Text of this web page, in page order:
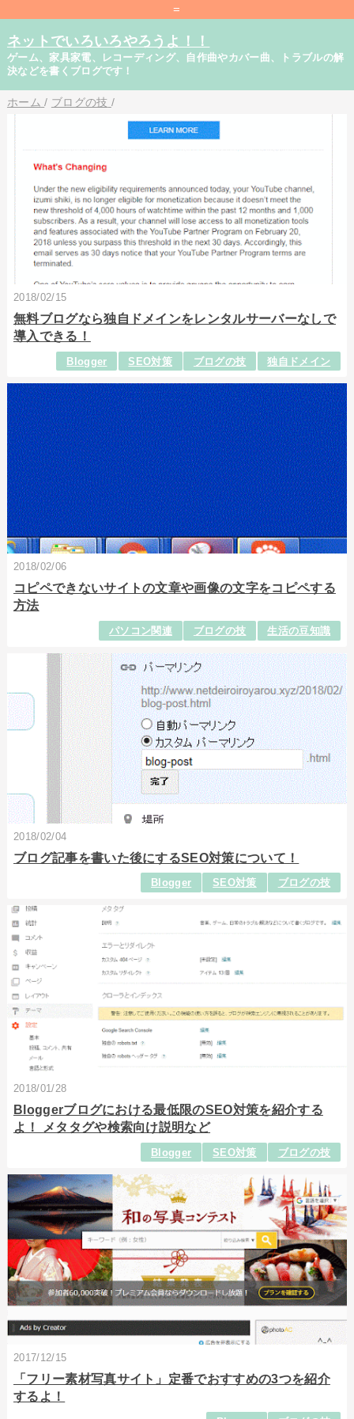
=
ネットでいろいろやろうよ！！
ゲーム、家具家電、レコーディング、自作曲やカバー曲、トラブルの解
決などを書くブログです！
ホーム / ブログの技 /
2018/02/15
無料ブログなら独自ドメインをレンタルサーバーなしで
導入できる！
Blogger SEO対策 ブログの技 独自ドメイン
2018/02/06
コピペできないサイトの文章や画像の文字をコピペする
方法
パソコン関連 ブログの技 生活の豆知識
2018/02/04
ブログ記事を書いた後にするSEO対策について！
Blogger SEO対策 ブログの技
2018/01/28
Bloggerブログにおける最低限のSEO対策を紹介する
よ！ メタタグや検索向け説明など
Blogger SEO対策 ブログの技
2017/12/15
「フリー素材写真サイト」定番でおすすめの3つを紹介
するよ！